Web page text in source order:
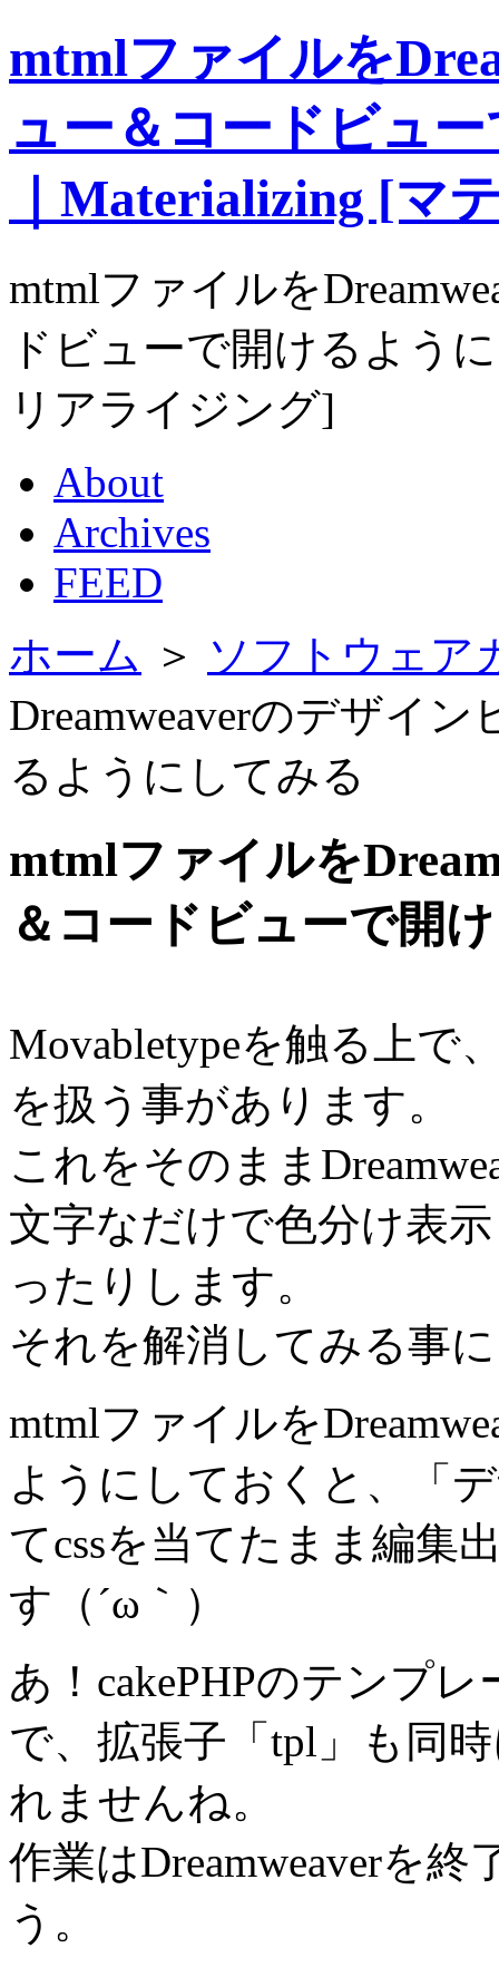
mtmlファイルを
ュー＆コードビュ
｜Materializing [マ
mtmlファイルを
ドビューで開けるよう
リアライジング]
About
Archives
FEED
ホーム ＞ ソフトウェア
Dreamweaverのデザイ
るようにしてみる
mtmlファイルを
＆コードビューで開
Movabletypeを触る上で
を扱う事があります。
これをそのまま
文字なだけで色分け表
ったりします。
それを解消してみる事
mtmlファイルを
ようにしておくと、「
てcssを当てたまま編集
す（´ω｀）
あ！cakePHPのテンプ
で、拡張子「tpl」も同
れませんね。
作業はDreamweaverを
う。